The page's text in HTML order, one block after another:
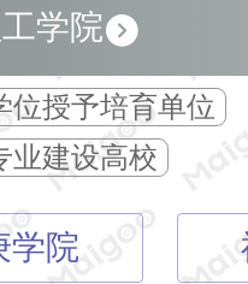
学院
位授予培育单位
业建设高校
学院